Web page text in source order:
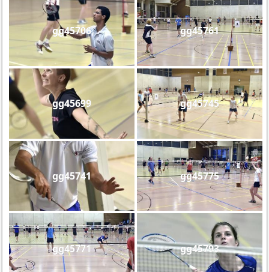
gg45706 gg45761
gg45699 gg45745
gg45741 gg45775
gg45771 gg45793